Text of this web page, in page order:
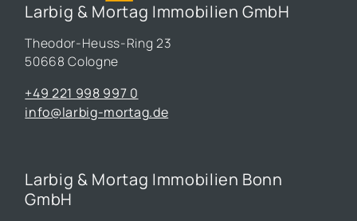
Larbig & Mortag Immobilien GmbH
Theodor-Heuss-Ring 23
50668 Cologne
+49 221 998 997 0
info@larbig-mortag.de
Larbig & Mortag Immobilien Bonn
GmbH